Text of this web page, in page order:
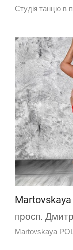
Студія танцю в
Martovskaya
просп.
Martovskaya